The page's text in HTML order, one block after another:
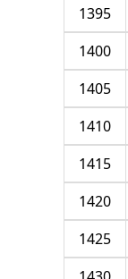
1395
1400
1405
1410
1415
1420
1425